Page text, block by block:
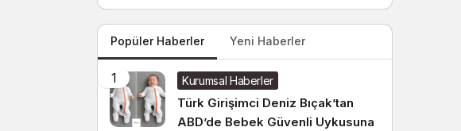
Popüler Haberler Yeni Haberler
1 Kurumsal Haberler
Türk Girişimci Deniz Bıçak’tan
ABD’de Bebek Güvenli Uykusuna